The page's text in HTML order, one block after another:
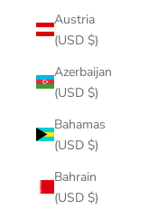
Austria
(USD $)
Azerbaijan
(USD $)
Bahamas
(USD $)
Bahrain
(USD $)